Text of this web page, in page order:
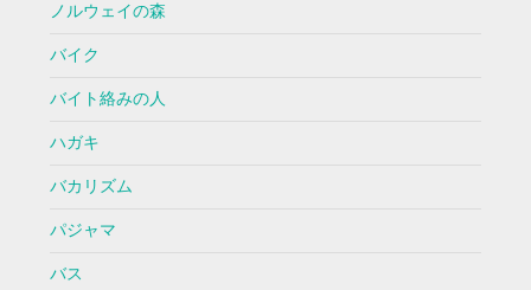
ノルウェイの森
バイク
バイト絡みの人
ハガキ
バカリズム
パジャマ
バス